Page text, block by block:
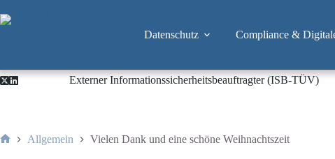
Inhalt
Datenschutz Compliance &
Externer Informationssicherheitsbeauftragter (ISB-TÜV)
Allgemein Vielen Dank und eine schöne Weihnachtszeit